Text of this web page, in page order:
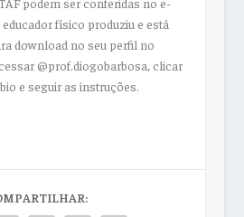
físico produziu e está
download no seu perfil no
@prof.diogobarbosa, clicar
e seguir as instruções.